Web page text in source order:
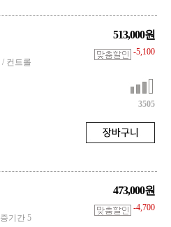
/ 컨트롤
513,000원
-5,100
3505
기간 5
473,000원
-4,700